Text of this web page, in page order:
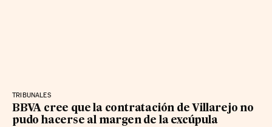
TRIBUNALES
BBVA cree que la contratación de Villarejo no
pudo hacerse al margen de la excúpula